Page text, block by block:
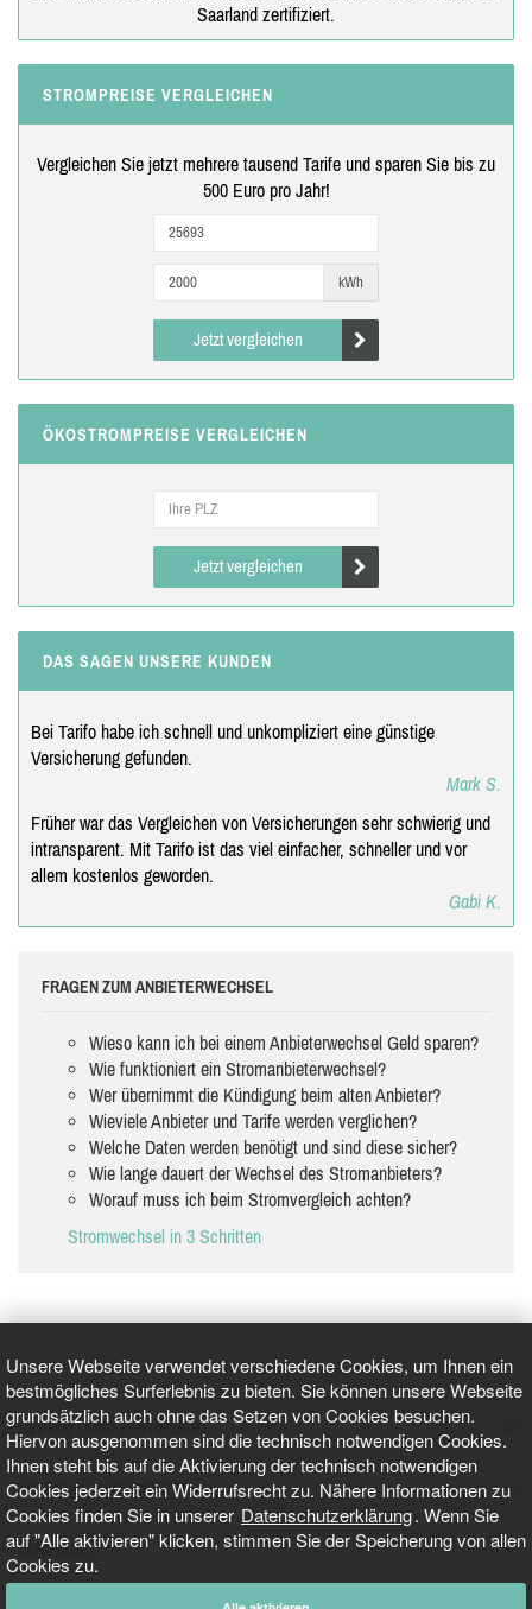
Unsere Webseite verwendet verschiedene Cookies, um Ihnen ein
bestmögliches Surferlebnis zu bieten. Sie können unsere Webseite
grundsätzlich auch ohne das Setzen von Cookies besuchen.
Hiervon ausgenommen sind die technisch notwendigen Cookies.
Ihnen steht bis auf die Aktivierung der technisch notwendigen
Cookies jederzeit ein Widerrufsrecht zu. Nähere Informationen zu
Cookies finden Sie in unserer Datenschutzerklärung. Wenn Sie
auf "Alle aktivieren" klicken, stimmen Sie der Speicherung von allen
Cookies zu.
Saarland zertifiziert.
STROMPREISE VERGLEICHEN
Vergleichen Sie jetzt mehrere tausend Tarife und sparen Sie bis zu
500 Euro pro Jahr!
kWh
Jetzt vergleichen
ÖKOSTROMPREISE VERGLEICHEN
Jetzt vergleichen
DAS SAGEN UNSERE KUNDEN
Bei Tarifo habe ich schnell und unkompliziert eine günstige
Versicherung gefunden.
Mark S.
Früher war das Vergleichen von Versicherungen sehr schwierig und
intransparent. Mit Tarifo ist das viel einfacher, schneller und vor
allem kostenlos geworden.
Gabi K.
FRAGEN ZUM ANBIETERWECHSEL
Wieso kann ich bei einem Anbieterwechsel Geld sparen?
Wie funktioniert ein Stromanbieterwechsel?
Wer übernimmt die Kündigung beim alten Anbieter?
Wieviele Anbieter und Tarife werden verglichen?
Welche Daten werden benötigt und sind diese sicher?
Wie lange dauert der Wechsel des Stromanbieters?
Worauf muss ich beim Stromvergleich achten?
Stromwechsel in 3 Schritten
GEPRÜFT UND ZERTIFIZIERT
AKTUELLE NACHRICHTEN
TARIFO.DE